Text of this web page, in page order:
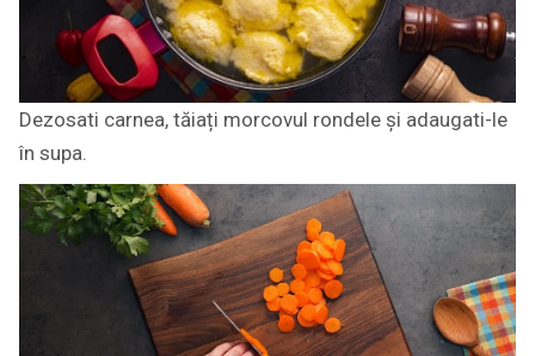
Dezosati carnea, tăiați morcovul rondele și adaugati-le
în supa.